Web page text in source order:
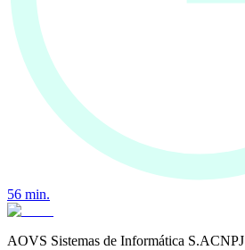
56 min.
AOVS Sistemas de Informática S.ACNPJ